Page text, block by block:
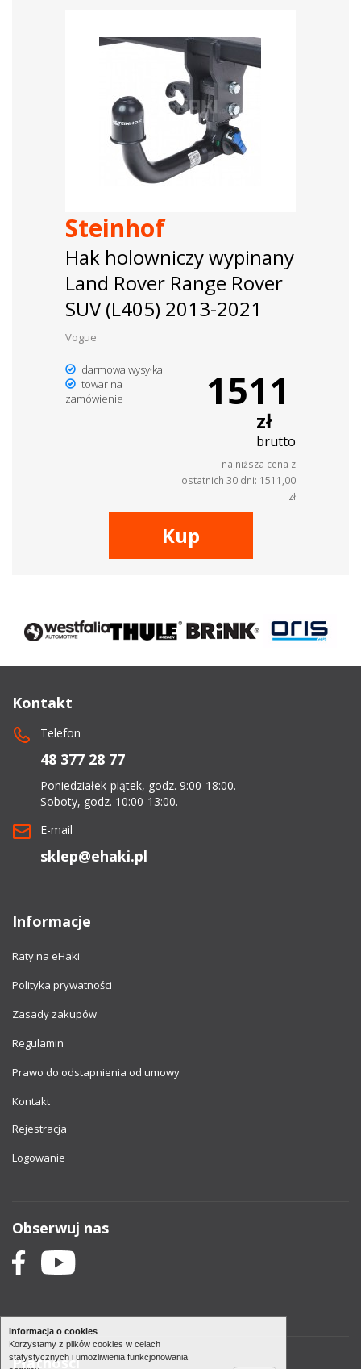
Informacja o cookies
Korzystamy z plików cookies w celach
statystycznych i umożliwienia funkcjonowania
Steinhof
Hak holowniczy wypinany
Land Rover Range Rover
SUV (L405) 2013-2021
Vogue
darmowa wysyłka
towar na
zamówienie
1511
zł
brutto
najniższa cena z
ostatnich 30 dni: 1511,00
zł
Kup
Kontakt
Telefon
48 377 28 77
Poniedziałek-piątek, godz. 9:00-18:00.
Soboty, godz. 10:00-13:00.
E-mail
sklep@ehaki.pl
Informacje
Raty na eHaki
Polityka prywatności
Zasady zakupów
Regulamin
Prawo do odstapnienia od umowy
Kontakt
Rejestracja
Logowanie
Obserwuj nas
Płatności